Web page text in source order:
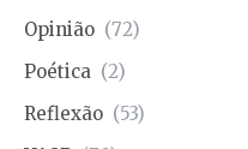
Opinião (72)
Poética (2)
Reflexão (53)